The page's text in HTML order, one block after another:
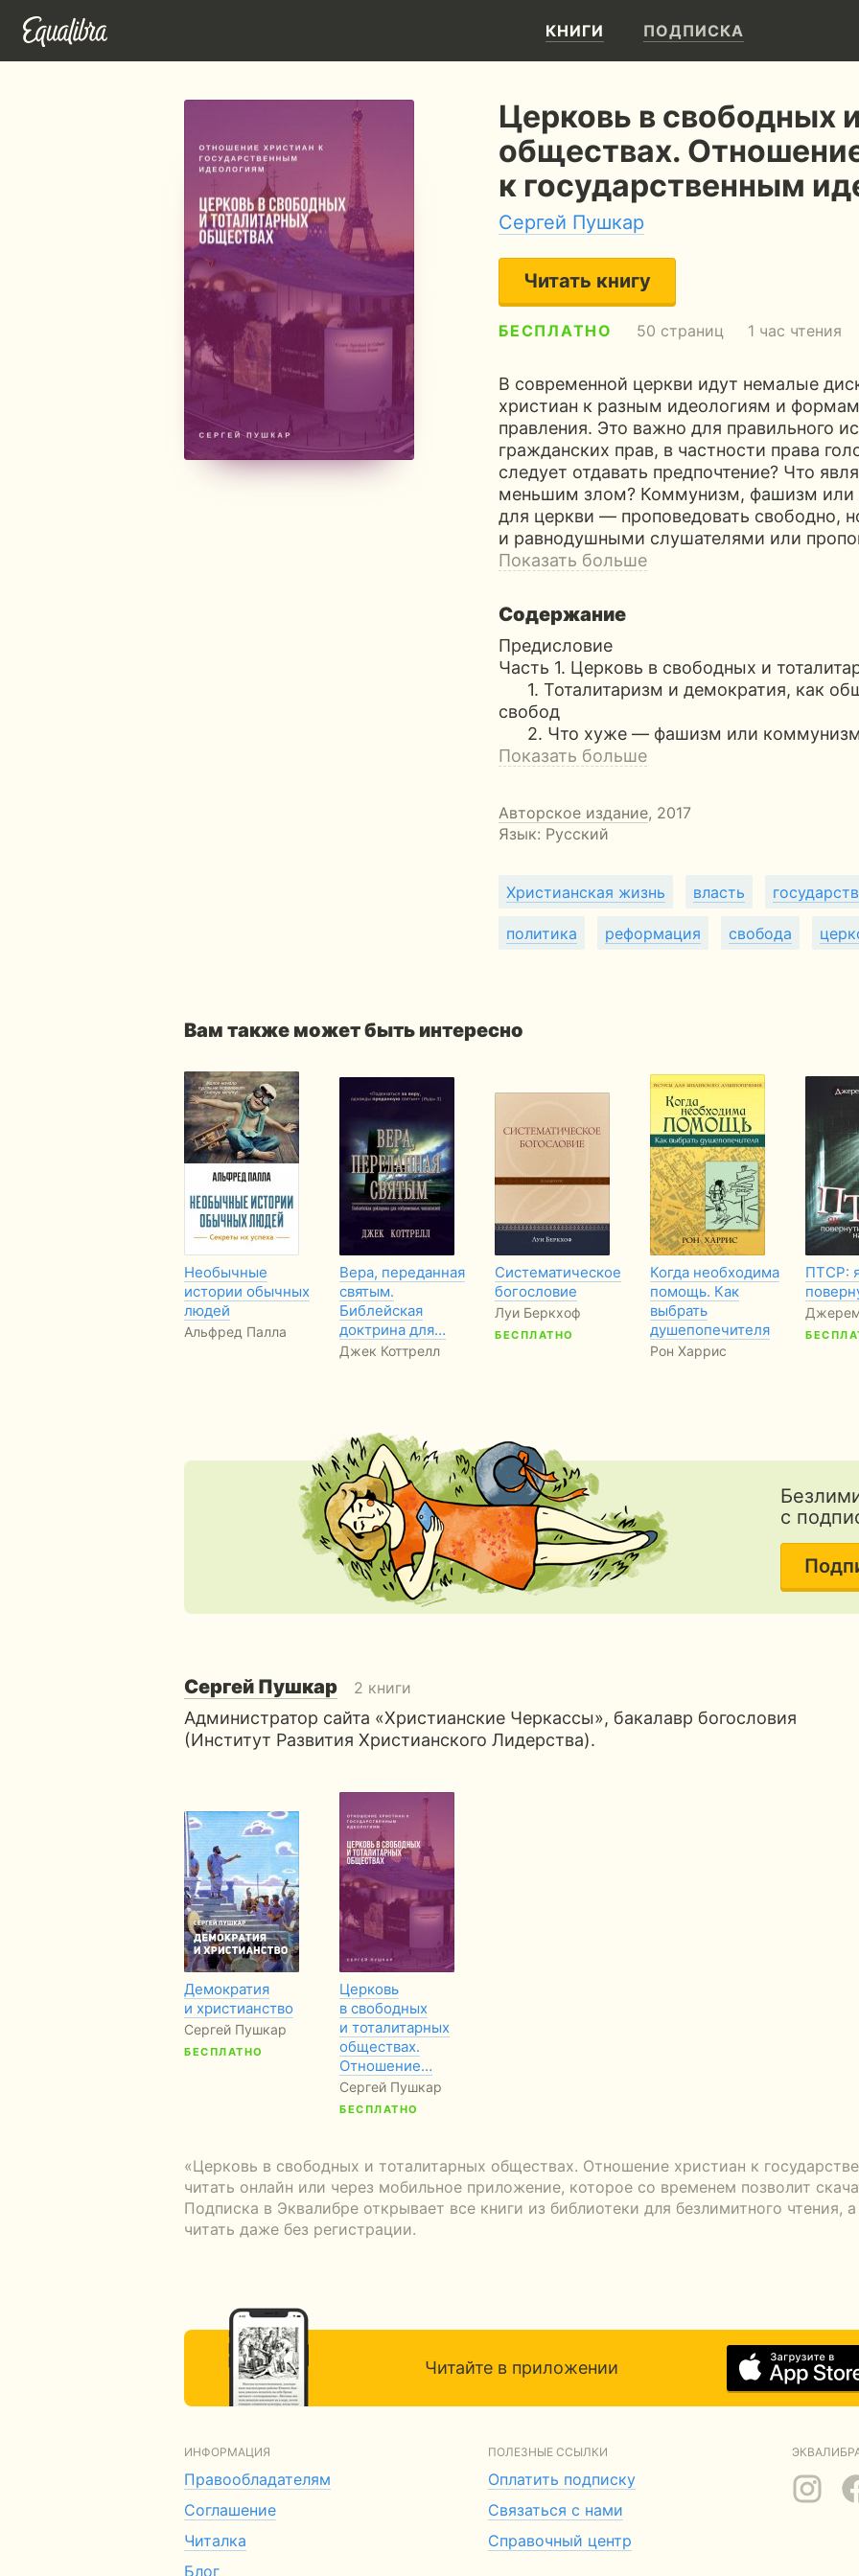
КНИГИ ПОДПИСКА
Церковь в свободных
обществах.
к государственным
Сергей Пушкар
Читать книгу
БЕСПЛАТНО 50 страниц 1 час чтения
В современной церкви идут немалые
христиан к разным идеологиям и формам
правления. Это важно для правильного
гражданских прав, в частности права
следует отдавать предпочтение? Что
меньшим злом? Коммунизм, фашизм или
для церкви — проповедовать свободно,
и равнодушными слушателями или
Показать больше
Содержание
Предисловие
Часть 1. Церковь в свободных и
1. Тоталитаризм и демократия, как
свобод
2. Что хуже — фашизм или
Показать больше
Авторское издание, 2017
Язык: Русский
Христианская жизнь власть
политика реформация свобода
Вам также может быть интересно
Необычные
истории обычных
людей
Альфред Палла
Вера, переданная
святым.
Библейская
доктрина для…
Джек Коттрелл
Систематическое
богословие
Луи Беркхоф
БЕСПЛАТНО
Когда необходима
помощь. Как
выбрать
душепопечителя
Рон Харрис
ПТСР:
с
Сергей Пушкар 2 книги
Администратор сайта «Христианские Черкассы», бакалавр богословия
(Институт Развития Христианского Лидерства).
Демократия
и христианство
Сергей Пушкар
БЕСПЛАТНО
Церковь
в свободных
и тоталитарных
обществах.
Отношение…
Сергей Пушкар
БЕСПЛАТНО
«Церковь в свободных и тоталитарных обществах. Отношение христиан к
читать онлайн или через мобильное приложение, которое со временем позволит
Подписка в Эквалибре открывает все книги из библиотеки для безлимитного чтения,
читать даже без регистрации.
Читайте в приложении
ИНФОРМАЦИЯ
Правообладателям
Соглашение
Читалка
Блог
ПОЛЕЗНЫЕ ССЫЛКИ
Оплатить подписку
Связаться с нами
Справочный центр